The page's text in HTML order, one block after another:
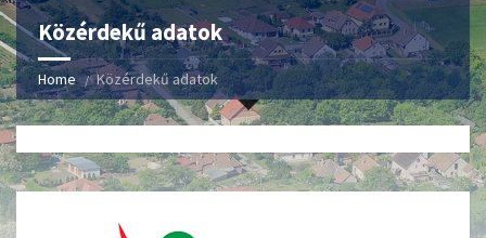
Közérdekű adatok
Home Közérdekű adatok